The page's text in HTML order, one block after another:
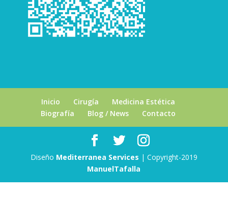
Inicio Cirugía
Medicina Estética
Biografía
Blog / News Contacto
Diseño Mediterranea Services | Copyright-2019
ManuelTafalla